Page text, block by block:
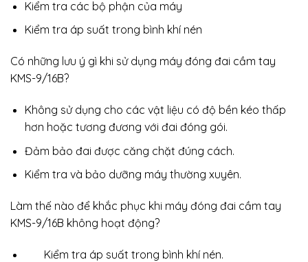
Kiểm tra các bộ phận của máy
Kiểm tra áp suất trong bình khí nén
Có những lưu ý gì khi sử dụng máy đóng đai cầm tay
KMS-9/16B?
Không sử dụng cho các vật liệu có độ bền kéo thấp
hơn hoặc tương đương với đai đóng gói.
Đảm bảo đai được căng chặt đúng cách.
Kiểm tra và bảo dưỡng máy thường xuyên.
Làm thế nào để khắc phục khi máy đóng đai cầm tay
KMS-9/16B không hoạt động?
Kiểm tra áp suất trong bình khí nén.